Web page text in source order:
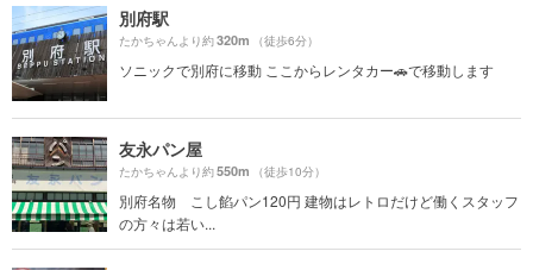
別府駅
たかちゃんより約320m （徒歩6分）
ソニックで別府に移動 ここからレンタカー🚗で移動します
友永パン屋
たかちゃんより約550m （徒歩10分）
別府名物 こし餡パン120円 建物はレトロだけど働くスタッフ
の方々は若い...